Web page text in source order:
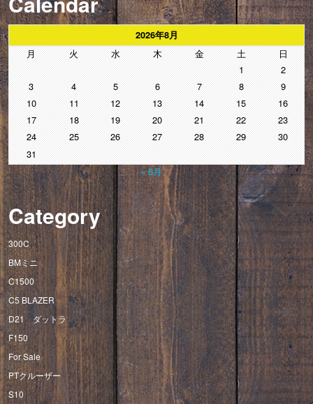
2026年8月
月 火 水 木 金 土
日
1
2
3
4 5 6 7 8
9
10
11 12 13 14 15
16
17
18 19 20 21 22
23
24
25 26 27 28 29
30
31
« 6月
Category
300C
BMミニ
C1500
C5 BLAZER
D21 ダットラ
F150
For Sale
PTクルーザー
S10